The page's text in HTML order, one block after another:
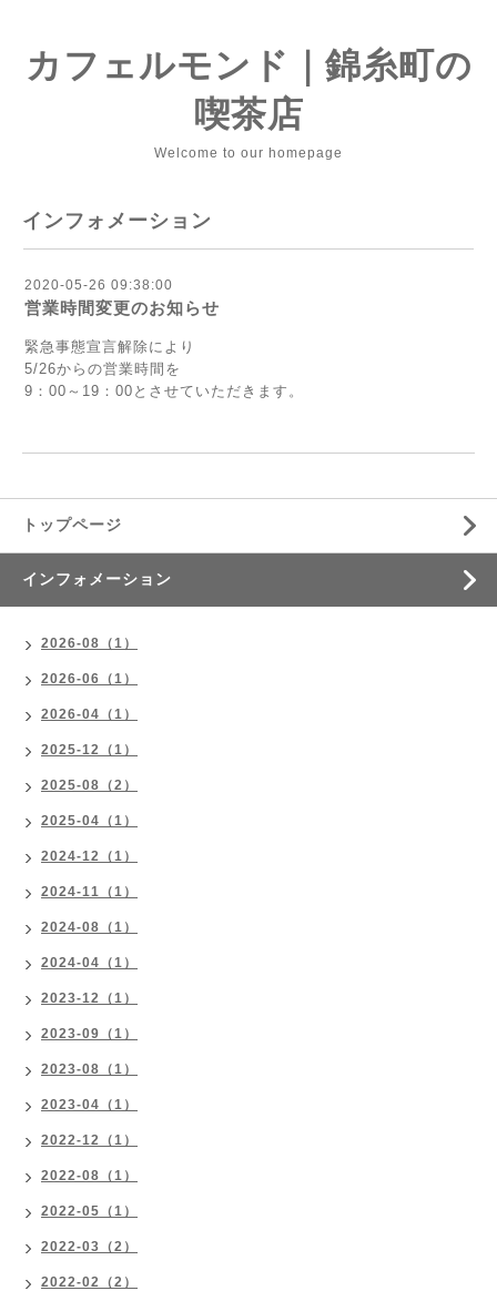
カフェルモンド｜錦糸町の
喫茶店
Welcome to our homepage
インフォメーション
2020-05-26 09:38:00
営業時間変更のお知らせ
緊急事態宣言解除により
5/26からの営業時間を
9：00～19：00とさせていただきます。
トップページ
インフォメーション
2026-08（1）
2026-06（1）
2026-04（1）
2025-12（1）
2025-08（2）
2025-04（1）
2024-12（1）
2024-11（1）
2024-08（1）
2024-04（1）
2023-12（1）
2023-09（1）
2023-08（1）
2023-04（1）
2022-12（1）
2022-08（1）
2022-05（1）
2022-03（2）
2022-02（2）